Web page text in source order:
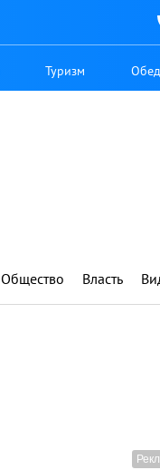
Туризм Обед
Общество Власть